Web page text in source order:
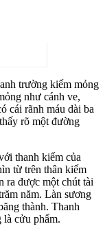
trường kiếm mỏng
như cánh ve,
cái rãnh máu dài ba
rõ một đường
thanh kiếm của
từ trên thân kiếm
ra được một chút tài
năm. Làn sương
thành. Thanh
là cửu phẩm.